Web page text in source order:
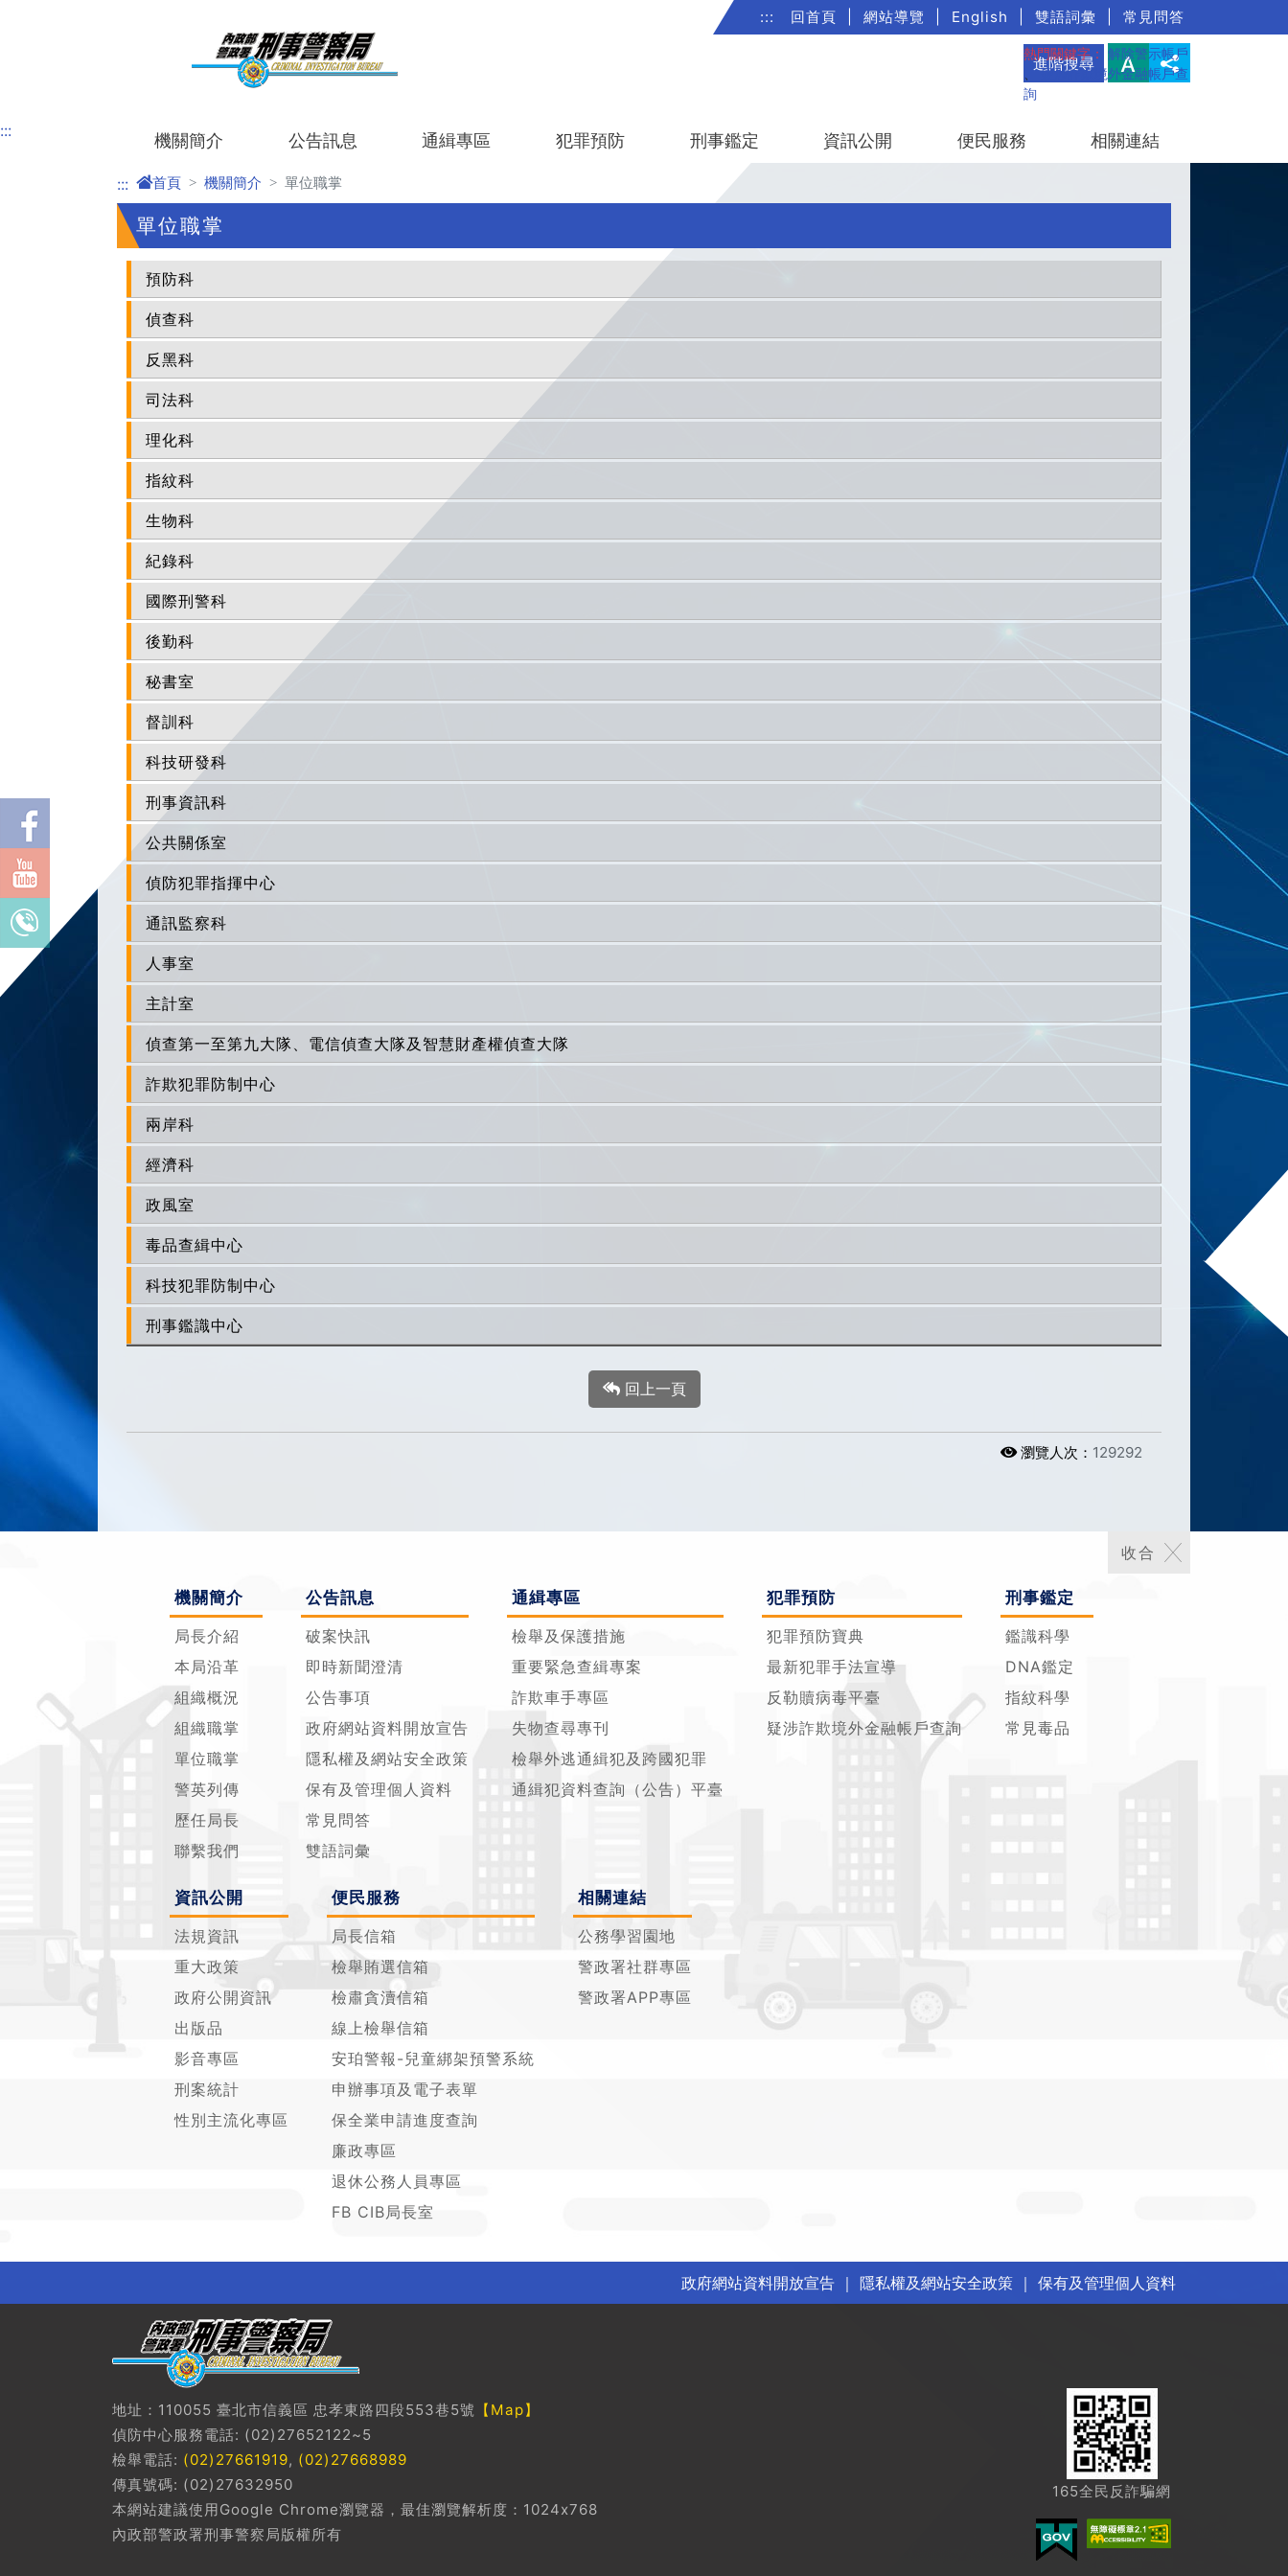
::: 回首頁 網站導覽 English 雙語詞彙 常見問答
進階搜尋
熱門關鍵字： 解除警示帳戶
、疑涉詐欺境外金融帳戶查
詢
::: 機關簡介 公告訊息 通緝專區 犯罪預防 刑事鑑定 資訊公開 便民服務 相關連結
::: 首頁 機關簡介 單位職掌
單位職掌
預防科
偵查科
反黑科
司法科
理化科
指紋科
生物科
紀錄科
國際刑警科
後勤科
秘書室
督訓科
科技研發科
刑事資訊科
公共關係室
偵防犯罪指揮中心
通訊監察科
人事室
主計室
偵查第一至第九大隊、電信偵查大隊及智慧財產權偵查大隊
詐欺犯罪防制中心
兩岸科
經濟科
政風室
毒品查緝中心
科技犯罪防制中心
刑事鑑識中心
回上一頁
瀏覽人次： 129292
機關簡介
局長介紹
本局沿革
組織概況
組織職掌
單位職掌
警英列傳
歷任局長
聯繫我們
公告訊息
破案快訊
即時新聞澄清
公告事項
政府網站資料開放宣告
隱私權及網站安全政策
保有及管理個人資料
常見問答
雙語詞彙
通緝專區
檢舉及保護措施
重要緊急查緝專案
詐欺車手專區
失物查尋專刊
檢舉外逃通緝犯及跨國犯罪
通緝犯資料查詢（公告）平臺
犯罪預防
犯罪預防寶典
最新犯罪手法宣導
反勒贖病毒平臺
疑涉詐欺境外金融帳戶查詢
刑事鑑定
鑑識科學
DNA鑑定
指紋科學
常見毒品
資訊公開
法規資訊
重大政策
政府公開資訊
出版品
影音專區
刑案統計
性別主流化專區
便民服務
局長信箱
檢舉賄選信箱
檢肅貪瀆信箱
線上檢舉信箱
安珀警報-兒童綁架預警系統
申辦事項及電子表單
保全業申請進度查詢
廉政專區
退休公務人員專區
FB CIB局長室
相關連結
公務學習園地
警政署社群專區
警政署APP專區
政府網站資料開放宣告 ｜ 隱私權及網站安全政策 ｜ 保有及管理個人資料
地址：110055 臺北市信義區 忠孝東路四段553巷5號 【Map】
偵防中心服務電話: (02)27652122~5
檢舉電話: (02)27661919, (02)27668989
傳真號碼: (02)27632950
本網站建議使用Google Chrome瀏覽器，最佳瀏覽解析度：1024x768
內政部警政署刑事警察局版權所有
165全民反詐騙網